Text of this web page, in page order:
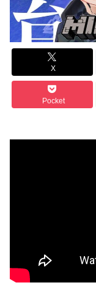
X
Pocket